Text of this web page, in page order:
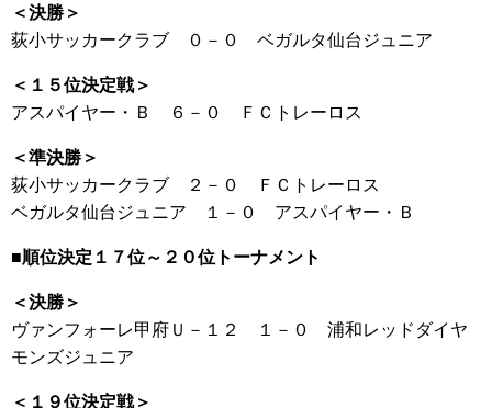
＜決勝＞
荻小サッカークラブ ０－０ ベガルタ仙台ジュニア
＜１５位決定戦＞
アスパイヤー・Ｂ ６－０ ＦＣトレーロス
＜準決勝＞
荻小サッカークラブ ２－０ ＦＣトレーロス
ベガルタ仙台ジュニア １－０ アスパイヤー・Ｂ
■順位決定１７位～２０位トーナメント
＜決勝＞
ヴァンフォーレ甲府Ｕ－１２ １－０ 浦和レッドダイヤ
モンズジュニア
＜１９位決定戦＞